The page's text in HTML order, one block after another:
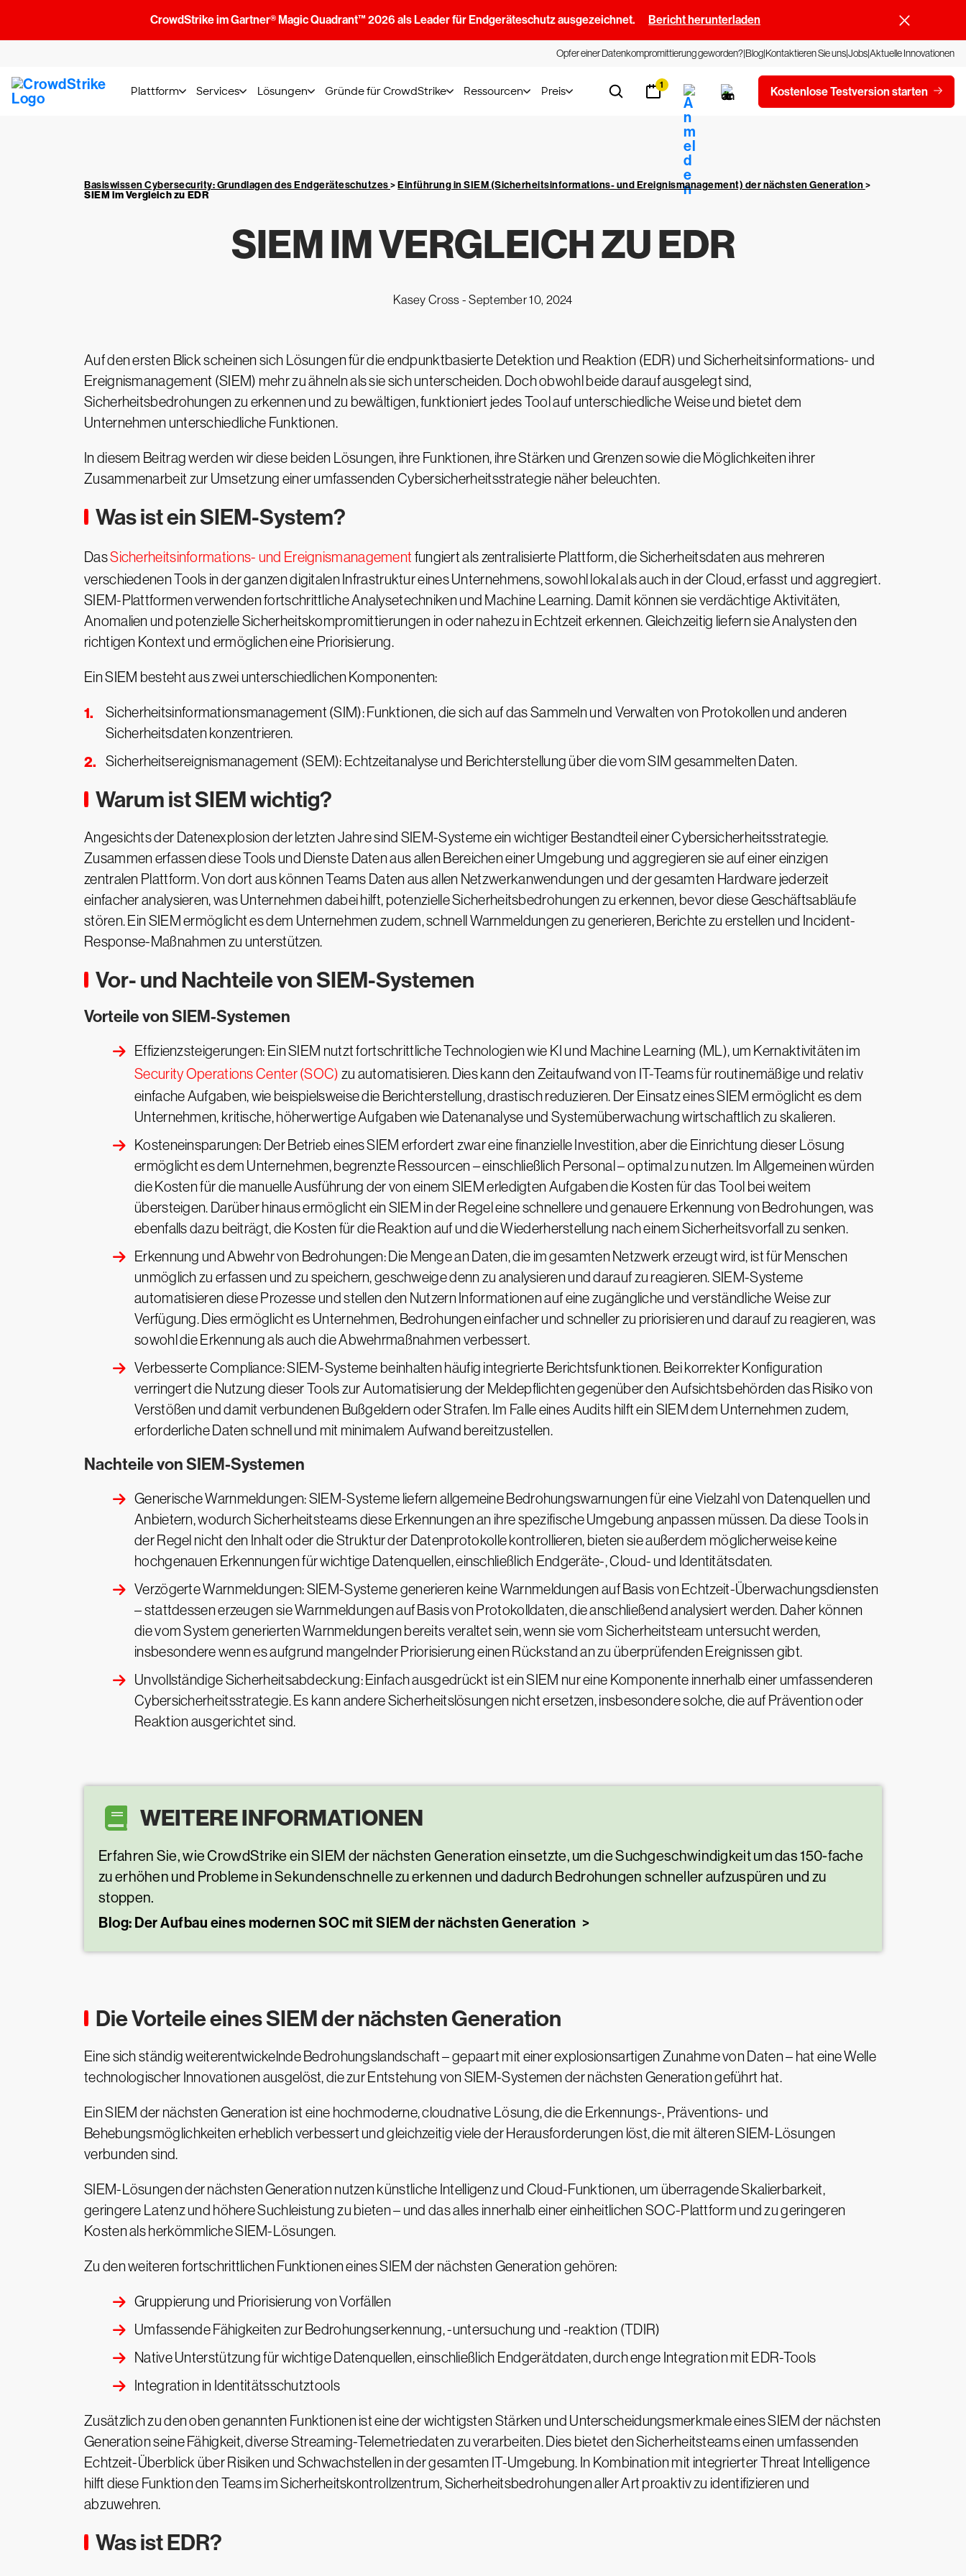
CrowdStrike im Gartner® Magic Quadrant™ 2026 als Leader für Endgeräteschutz ausgezeichnet. Bericht herunterladen
Opfer einer Datenkompromittierung geworden?BlogKontaktieren Sie unsJobsAktuelle Innovationen
Plattform Services Lösungen Gründe für CrowdStrike Ressourcen Preis 1 Kostenlose Testversion starten
Basiswissen Cybersecurity: Grundlagen des Endgeräteschutzes>Einführung in SIEM (Sicherheitsinformations- und Ereignismanagement) der nächsten Generation>
SIEM im Vergleich zu EDR
SIEM IM VERGLEICH ZU EDR
Kasey Cross -September 10, 2024
Auf den ersten Blick scheinen sich Lösungen für die endpunktbasierte Detektion und Reaktion (EDR) und Sicherheitsinformations- und
Ereignismanagement (SIEM) mehr zu ähneln als sie sich unterscheiden. Doch obwohl beide darauf ausgelegt sind,
Sicherheitsbedrohungen zu erkennen und zu bewältigen, funktioniert jedes Tool auf unterschiedliche Weise und bietet dem
Unternehmen unterschiedliche Funktionen.
In diesem Beitrag werden wir diese beiden Lösungen, ihre Funktionen, ihre Stärken und Grenzen sowie die Möglichkeiten ihrer
Zusammenarbeit zur Umsetzung einer umfassenden Cybersicherheitsstrategie näher beleuchten.
Was ist ein SIEM-System?
DasSicherheitsinformations- und Ereignismanagement fungiert als zentralisierte Plattform, die Sicherheitsdaten aus mehreren
verschiedenen Tools in der ganzen digitalen Infrastruktur eines Unternehmens, sowohl lokal als auch in der Cloud, erfasst und aggregiert.
SIEM-Plattformen verwenden fortschrittliche Analysetechniken und Machine Learning. Damit können sie verdächtige Aktivitäten,
Anomalien und potenzielle Sicherheitskompromittierungen in oder nahezu in Echtzeit erkennen. Gleichzeitig liefern sie Analysten den
richtigen Kontext und ermöglichen eine Priorisierung.
Ein SIEM besteht aus zwei unterschiedlichen Komponenten:
Sicherheitsinformationsmanagement (SIM): Funktionen, die sich auf das Sammeln und Verwalten von Protokollen und anderen
Sicherheitsdaten konzentrieren.
Sicherheitsereignismanagement (SEM): Echtzeitanalyse und Berichterstellung über die vom SIM gesammelten Daten.
Warum ist SIEM wichtig?
Angesichts der Datenexplosion der letzten Jahre sind SIEM-Systeme ein wichtiger Bestandteil einer Cybersicherheitsstrategie.
Zusammen erfassen diese Tools und Dienste Daten aus allen Bereichen einer Umgebung und aggregieren sie auf einer einzigen
zentralen Plattform. Von dort aus können Teams Daten aus allen Netzwerkanwendungen und der gesamten Hardware jederzeit
einfacher analysieren, was Unternehmen dabei hilft, potenzielle Sicherheitsbedrohungen zu erkennen, bevor diese Geschäftsabläufe
stören. Ein SIEM ermöglicht es dem Unternehmen zudem, schnell Warnmeldungen zu generieren, Berichte zu erstellen und Incident-
Response-Maßnahmen zu unterstützen.
Vor- und Nachteile von SIEM-Systemen
Vorteile von SIEM-Systemen
Effizienzsteigerungen: Ein SIEM nutzt fortschrittliche Technologien wie KI und Machine Learning (ML), um Kernaktivitäten im
Security Operations Center (SOC) zu automatisieren. Dies kann den Zeitaufwand von IT-Teams für routinemäßige und relativ
einfache Aufgaben, wie beispielsweise die Berichterstellung, drastisch reduzieren. Der Einsatz eines SIEM ermöglicht es dem
Unternehmen, kritische, höherwertige Aufgaben wie Datenanalyse und Systemüberwachung wirtschaftlich zu skalieren.
Kosteneinsparungen: Der Betrieb eines SIEM erfordert zwar eine finanzielle Investition, aber die Einrichtung dieser Lösung
ermöglicht es dem Unternehmen, begrenzte Ressourcen – einschließlich Personal – optimal zu nutzen. Im Allgemeinen würden
die Kosten für die manuelle Ausführung der von einem SIEM erledigten Aufgaben die Kosten für das Tool bei weitem
übersteigen. Darüber hinaus ermöglicht ein SIEM in der Regel eine schnellere und genauere Erkennung von Bedrohungen, was
ebenfalls dazu beiträgt, die Kosten für die Reaktion auf und die Wiederherstellung nach einem Sicherheitsvorfall zu senken.
Erkennung und Abwehr von Bedrohungen: Die Menge an Daten, die im gesamten Netzwerk erzeugt wird, ist für Menschen
unmöglich zu erfassen und zu speichern, geschweige denn zu analysieren und darauf zu reagieren. SIEM-Systeme
automatisieren diese Prozesse und stellen den Nutzern Informationen auf eine zugängliche und verständliche Weise zur
Verfügung. Dies ermöglicht es Unternehmen, Bedrohungen einfacher und schneller zu priorisieren und darauf zu reagieren, was
sowohl die Erkennung als auch die Abwehrmaßnahmen verbessert.
Verbesserte Compliance: SIEM-Systeme beinhalten häufig integrierte Berichtsfunktionen. Bei korrekter Konfiguration
verringert die Nutzung dieser Tools zur Automatisierung der Meldepflichten gegenüber den Aufsichtsbehörden das Risiko von
Verstößen und damit verbundenen Bußgeldern oder Strafen. Im Falle eines Audits hilft ein SIEM dem Unternehmen zudem,
erforderliche Daten schnell und mit minimalem Aufwand bereitzustellen.
Nachteile von SIEM-Systemen
Generische Warnmeldungen: SIEM-Systeme liefern allgemeine Bedrohungswarnungen für eine Vielzahl von Datenquellen und
Anbietern, wodurch Sicherheitsteams diese Erkennungen an ihre spezifische Umgebung anpassen müssen. Da diese Tools in
der Regel nicht den Inhalt oder die Struktur der Datenprotokolle kontrollieren, bieten sie außerdem möglicherweise keine
hochgenauen Erkennungen für wichtige Datenquellen, einschließlich Endgeräte-, Cloud- und Identitätsdaten.
Verzögerte Warnmeldungen: SIEM-Systeme generieren keine Warnmeldungen auf Basis von Echtzeit-Überwachungsdiensten
– stattdessen erzeugen sie Warnmeldungen auf Basis von Protokolldaten, die anschließend analysiert werden. Daher können
die vom System generierten Warnmeldungen bereits veraltet sein, wenn sie vom Sicherheitsteam untersucht werden,
insbesondere wenn es aufgrund mangelnder Priorisierung einen Rückstand an zu überprüfenden Ereignissen gibt.
Unvollständige Sicherheitsabdeckung: Einfach ausgedrückt ist ein SIEM nur eine Komponente innerhalb einer umfassenderen
Cybersicherheitsstrategie. Es kann andere Sicherheitslösungen nicht ersetzen, insbesondere solche, die auf Prävention oder
Reaktion ausgerichtet sind.
WEITERE INFORMATIONEN
Erfahren Sie, wie CrowdStrike ein SIEM der nächsten Generation einsetzte, um die Suchgeschwindigkeit um das 150-fache
zu erhöhen und Probleme in Sekundenschnelle zu erkennen und dadurch Bedrohungen schneller aufzuspüren und zu
stoppen.
Blog: Der Aufbau eines modernen SOC mit SIEM der nächsten Generation
Die Vorteile eines SIEM der nächsten Generation
Eine sich ständig weiterentwickelnde Bedrohungslandschaft – gepaart mit einer explosionsartigen Zunahme von Daten – hat eine Welle
technologischer Innovationen ausgelöst, die zur Entstehung von SIEM-Systemen der nächsten Generation geführt hat.
Ein SIEM der nächsten Generation ist eine hochmoderne, cloudnative Lösung, die die Erkennungs-, Präventions- und
Behebungsmöglichkeiten erheblich verbessert und gleichzeitig viele der Herausforderungen löst, die mit älteren SIEM-Lösungen
verbunden sind.
SIEM-Lösungen der nächsten Generation nutzen künstliche Intelligenz und Cloud-Funktionen, um überragende Skalierbarkeit,
geringere Latenz und höhere Suchleistung zu bieten – und das alles innerhalb einer einheitlichen SOC-Plattform und zu geringeren
Kosten als herkömmliche SIEM-Lösungen.
Zu den weiteren fortschrittlichen Funktionen eines SIEM der nächsten Generation gehören:
Gruppierung und Priorisierung von Vorfällen
Umfassende Fähigkeiten zur Bedrohungserkennung, -untersuchung und -reaktion (TDIR)
Native Unterstützung für wichtige Datenquellen, einschließlich Endgerätdaten, durch enge Integration mit EDR-Tools
Integration in Identitätsschutztools
Zusätzlich zu den oben genannten Funktionen ist eine der wichtigsten Stärken und Unterscheidungsmerkmale eines SIEM der nächsten
Generation seine Fähigkeit, diverse Streaming-Telemetriedaten zu verarbeiten. Dies bietet den Sicherheitsteams einen umfassenden
Echtzeit-Überblick über Risiken und Schwachstellen in der gesamten IT-Umgebung. In Kombination mit integrierter Threat Intelligence
hilft diese Funktion den Teams im Sicherheitskontrollzentrum, Sicherheitsbedrohungen aller Art proaktiv zu identifizieren und
abzuwehren.
Was ist EDR?